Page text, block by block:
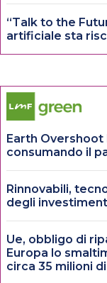
“Talk to the
artificiale sta
Earth Overshoot
consumando il
Rinnovabili,
degli
Ue, obbligo di
Europa lo
circa 35 milioni